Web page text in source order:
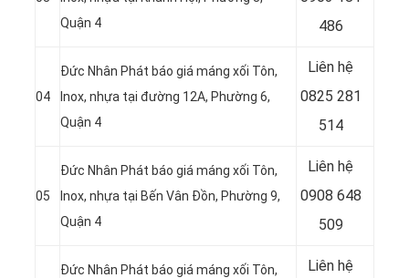
Quận 4
486
04
Đức Nhân Phát báo giá máng xối Tôn,
Inox, nhựa tại đường 12A, Phường 6,
Quận 4
Liên hệ
0825 281
514
05
Đức Nhân Phát báo giá máng xối Tôn,
Inox, nhựa tại Bến Vân Đồn, Phường 9,
Quận 4
Liên hệ
0908 648
509
Đức Nhân Phát báo giá máng xối Tôn,
Liên hệ